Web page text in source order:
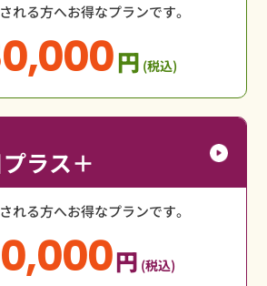
れる方へお得なプランです。
円 (税込)
ラス＋
れる方へお得なプランです。
円 (税込)